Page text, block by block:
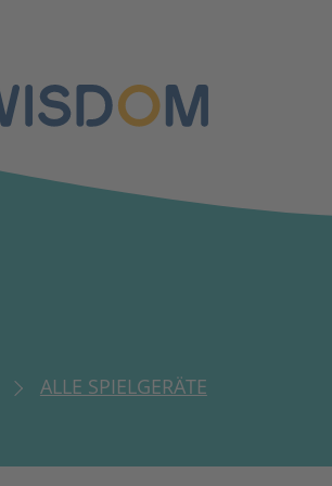
ALLE SPIELGERÄTE